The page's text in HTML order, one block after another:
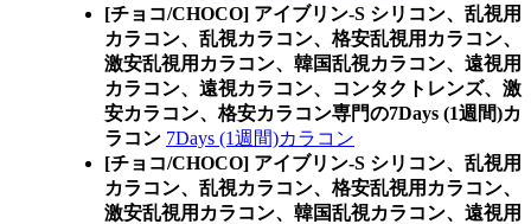
[チョコ/CHOCO] アイブリン-S シリコン、乱視用
カラコン、乱視カラコン、格安乱視用カラコン、
激安乱視用カラコン、韓国乱視カラコン、遠視用
カラコン、遠視カラコン、コンタクトレンズ、激
安カラコン、格安カラコン専門の7Days (1週間)カ
ラコン 7Days (1週間)カラコン
[チョコ/CHOCO] アイブリン-S シリコン、乱視用
カラコン、乱視カラコン、格安乱視用カラコン、
激安乱視用カラコン、韓国乱視カラコン、遠視用